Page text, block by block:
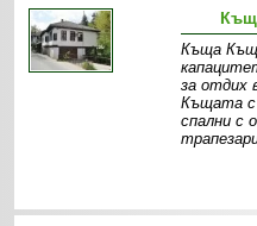
Къща
за отдих
Къщата с
спални с